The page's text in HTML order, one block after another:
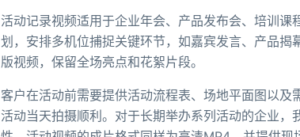
活动记录视频适用于企业年会、产品发布会、培训
划，安排多机位捕捉关键环节，如嘉宾发言、产品
版视频，保留全场亮点和花絮片段。
客户在活动前需要提供活动流程表、场地平面图以
活动当天拍摄顺利。对于长期举办系列活动的企业